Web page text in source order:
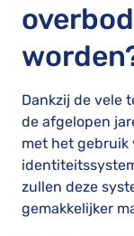
Dankzij de vele
de afgelopen
met het gebruik
zullen deze
gemakkelijker